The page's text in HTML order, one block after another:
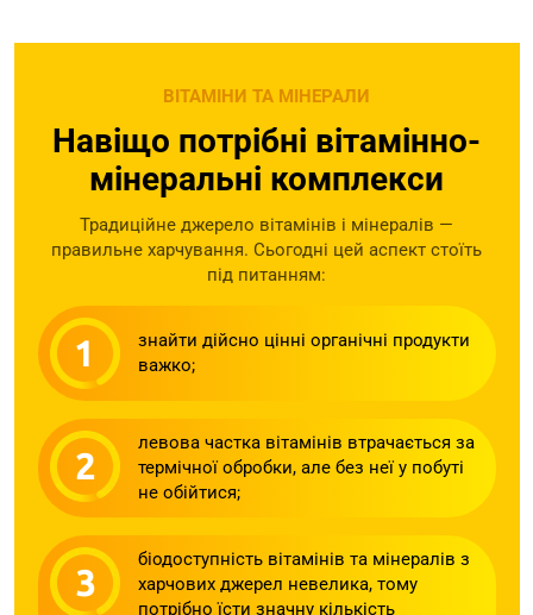
ВІТАМІНИ ТА МІНЕРАЛИ
Навіщо потрібні вітамінно-
мінеральні комплекси
Традиційне джерело вітамінів і мінералів —
правильне харчування. Сьогодні цей аспект стоїть
під питанням:
знайти дійсно цінні органічні продукти
важко;
левова частка вітамінів втрачається за
термічної обробки, але без неї у побуті
не обійтися;
біодоступність вітамінів та мінералів з
харчових джерел невелика, тому
потрібно їсти значну кількість